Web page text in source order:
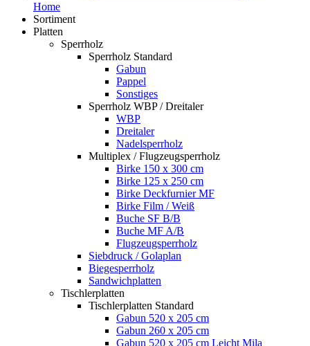
Home
Sortiment
Platten
Sperrholz
Sperrholz Standard
Gabun
Pappel
Sonstiges
Sperrholz WBP / Dreitaler
WBP
Dreitaler
Nadelsperrholz
Multiplex / Flugzeugsperrholz
Birke 150 x 300 cm
Birke 125 x 250 cm
Birke Deckfurnier MF
Birke Film / Weiß
Buche SF B/B
Buche MF A/B
Flugzeugsperrholz
Siebdruck / Golaplan
Biegesperrholz
Sandwichplatten
Tischlerplatten
Tischlerplatten Standard
Gabun 520 x 205 cm
Gabun 260 x 205 cm
Gabun 520 x 205 cm Leicht Mila